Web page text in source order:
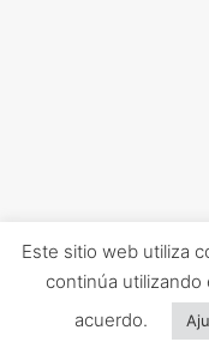
Este sitio web utiliza
continúa utilizando
acuerdo.